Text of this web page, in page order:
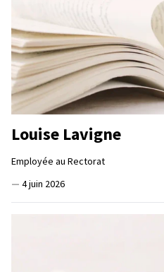
Louise Lavigne
Employée au Rectorat
— 4 juin 2026